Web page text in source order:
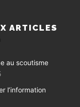
ARTICLES
au scoutisme
l’information